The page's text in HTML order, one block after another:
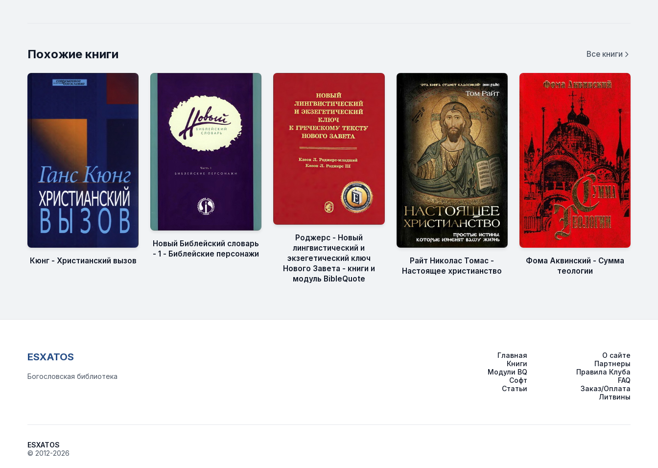
Похожие книги Все книги
Кюнг - Христианский вызов
Новый Библейский словарь
- 1 - Библейские персонажи
Роджерс - Новый
лингвистический и
экзегетический ключ
Нового Завета - книги и
модуль BibleQuote
Райт Николас Томас -
Настоящее христианство
Фома Аквинский - Сумма
теологии
ESXATOS
Богословская библиотека
Главная
Книги
Модули BQ
Софт
Статьи
О сайте
Партнеры
Правила Клуба
FAQ
Заказ/Оплата
Литвины
ESXATOS
© 2012-2026